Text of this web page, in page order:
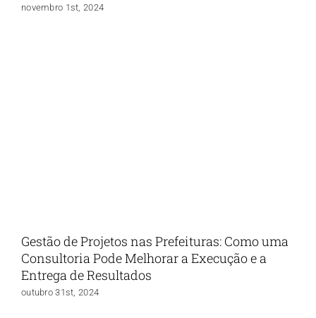
novembro 1st, 2024
Gestão de Projetos nas Prefeituras: Como uma
Consultoria Pode Melhorar a Execução e a
Entrega de Resultados
outubro 31st, 2024